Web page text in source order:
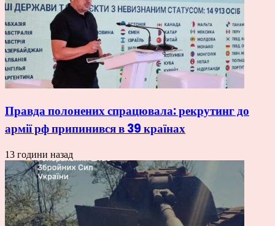
Правда полонених спрацювала: рекрутинг до
армії рф припинився в 39 країнах
13 години назад